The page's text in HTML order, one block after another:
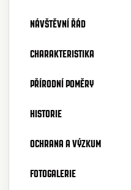
NÁVŠTĚVNÍ ŘÁD
CHARAKTERISTIKA
PŘÍRODNÍ POMĚRY
HISTORIE
OCHRANA A VÝZKUM
FOTOGALERIE